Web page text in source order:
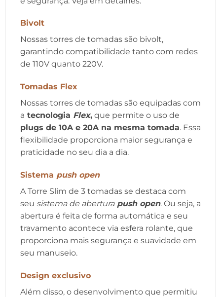
Bivolt
Nossas torres de tomadas são bivolt,
garantindo compatibilidade tanto com redes
de 110V quanto 220V.
Tomadas Flex
Nossas torres de tomadas são equipadas com
a tecnologia Flex,que permite o uso de
plugs de 10A e 20A na mesma tomada. Essa
flexibilidade proporciona maior segurança e
praticidade no seu dia a dia.
Sistema push open
A Torre Slim de 3 tomadas se destaca com
seu sistema de aberturapush open. Ou seja, a
abertura é feita de forma automática e seu
travamento acontece via esfera rolante, que
proporciona mais segurança e suavidade em
seu manuseio.
Design exclusivo
Além disso, o desenvolvimento que permitiu